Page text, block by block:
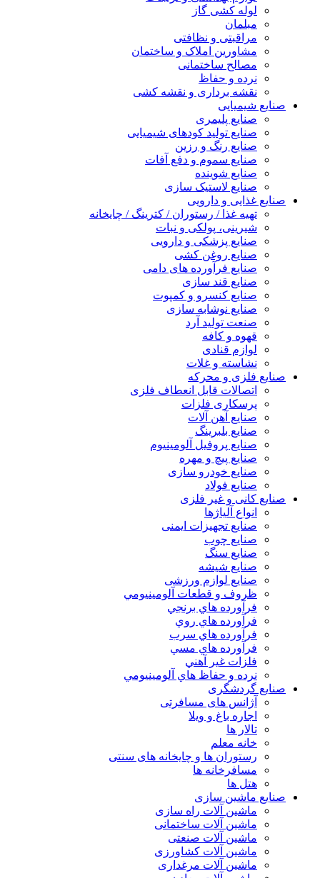
لوله کشی گاز
مبلمان
مراقبتی و نظافتی
مشاورین املاک و ساختمان
مصالح ساختمانی
نرده و حفاظ
نقشه برداری و نقشه کشی
صنایع شیمیایی
صنایع پلیمری
صنایع تولید کودهای شیمیایی
صنایع رنگ و رزین
صنایع سموم و دفع آفات
صنایع شوینده
صنایع لاستیک سازی
صنایع غذایی و دارویی
تهیه غذا / رستوران / کترینگ / چایخانه
شیرینی، پولکی و نبات
صنایع پزشکی و دارویی
صنایع روغن کشی
صنایع فرآورده های دامی
صنایع قند سازی
صنایع کنسرو و کمپوت
صنایع نوشابه سازی
صنعت تولید آرد
قهوه و کافه
لوازم قنادی
نشاسته و غلات
صنایع فلزی و محرکه
اتصالات قابل انعطاف فلزی
پرسکاری فلزات
صنایع آهن آلات
صنایع بلبرینگ
صنایع پروفیل آلومینیوم
صنایع پیچ و مهره
صنایع خودرو سازی
صنایع فولاد
صنایع کانی و غیر فلزی
انواع آلياژها
صنایع تجهیزات ایمنی
صنایع چوب
صنایع سنگ
صنایع شیشه
صنایع لوازم ورزشی
ظروف و قطعات آلومينيومي
فرآورده هاي برنجي
فرآورده هاي روي
فرآورده هاي سرب
فرآورده هاي مسي
فلزات غير آهني
نرده و حفاظ هاي آلومينيومي
صنایع گردشگری
آژانس های مسافرتی
اجاره باغ و ویلا
تالار ها
خانه معلم
رستوران ها و چایخانه های سنتی
مسافرخانه ها
هتل ها
صنایع ماشین سازی
ماشین آلات راه سازی
ماشین آلات ساختمانی
ماشین آلات صنعتی
ماشین آلات کشاورزی
ماشین آلات مرغداری